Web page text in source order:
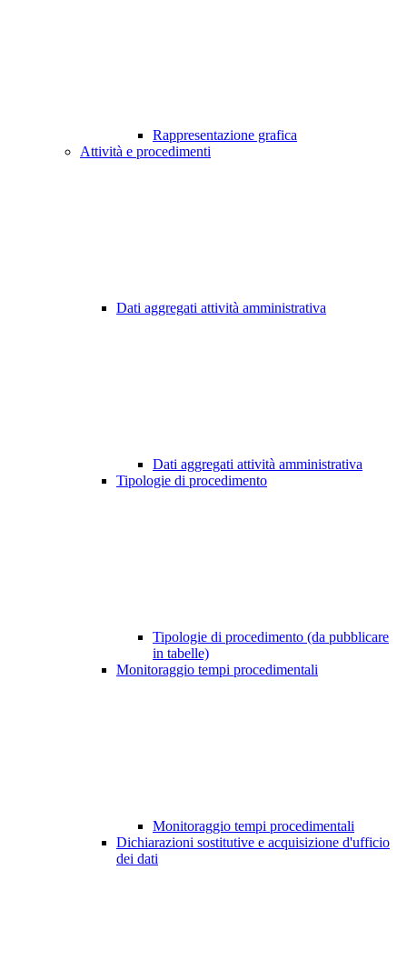
Rappresentazione grafica
Attività e procedimenti
Dati aggregati attività amministrativa
Dati aggregati attività amministrativa
Tipologie di procedimento
Tipologie di procedimento (da pubblicare
in tabelle)
Monitoraggio tempi procedimentali
Monitoraggio tempi procedimentali
Dichiarazioni sostitutive e acquisizione d'ufficio
dei dati